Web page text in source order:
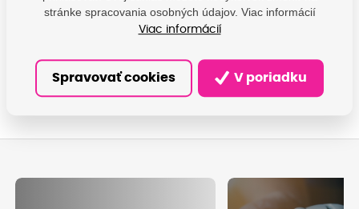
stránke spracovania osobných údajov. Viac informácií
Viac informácií
Spravovať cookies V poriadku